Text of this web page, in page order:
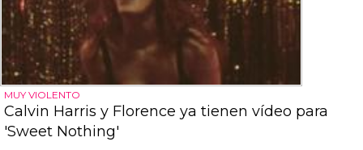
MUY VIOLENTO
Calvin Harris y Florence ya tienen vídeo para
'Sweet Nothing'